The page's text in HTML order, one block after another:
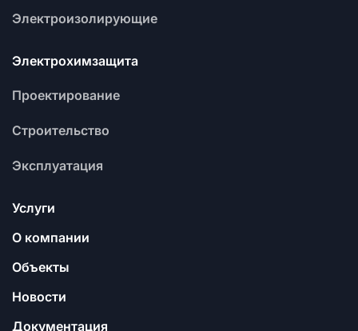
Электроизолирующие
Электрохимзащита
Проектирование
Строительство
Эксплуатация
Услуги
О компании
Объекты
Новости
Документация